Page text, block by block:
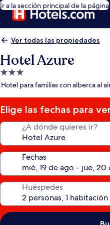
Ir a la sección principal de la página
Ver todas las propiedades
Hotel Azure
Propiedad
de
estrellas
Hotel para familias con alberca al
Elige las fechas para
¿A dónde quieres ir?
Fechas
Huéspedes